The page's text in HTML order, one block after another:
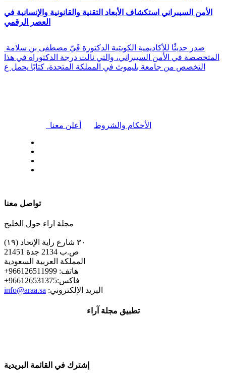
الأمن السيبراني استكشاف الأبعاد التقنية والقانونية والإنسانية في
العصر الرقمي
المتخصصة في الأمن السيبراني، والتي نالت درجة الدكتوراه في هذا
التخصص من جامعة بليموث في المملكة المتحدة، كتابًا يحمل ع
أعلن معنا الأحكام والشروط
تواصل معنا
مجلة اراء حول الخليج
٣٠ شارع راية الإتحاد (١٩)
ص.ب 2134 جدة 21451
المملكة العربية السعودية
+هاتف: 966126511999
+فاكس:966126531375
info@araa.sa :البريد الإلكتروني
تطبيق مجلة آراء
إشترك في القائمة البريدية